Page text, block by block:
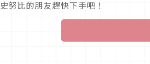
努比的朋友趕快下手吧！